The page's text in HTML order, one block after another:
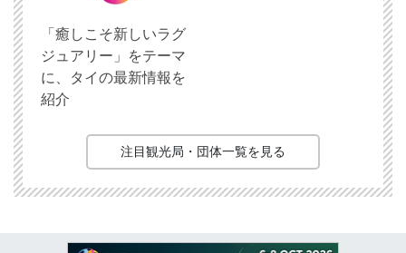
「癒しこそ新しいラグ
ジュアリー」をテーマ
に、タイの最新情報を
紹介
注目観光局・団体一覧を見る